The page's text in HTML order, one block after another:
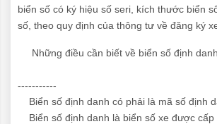
biển số có ký hiệu số seri, kích thước biển
số, theo quy định của thông tư về đăng ký
Những điều cần biết về biển số định
-----------
Biển số định danh có phải là mã số định
Biển số định danh là biển số xe được